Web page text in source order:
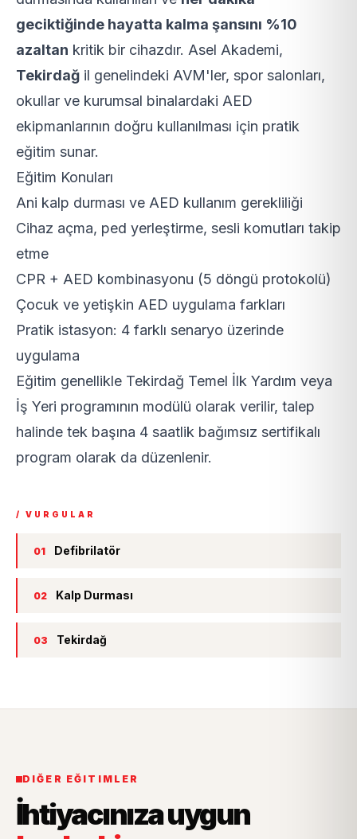
geciktiğinde hayatta kalma şansını %10
azaltan kritik bir cihazdır. Asel Akademi,
Tekirdağ il genelindeki AVM'ler, spor salonları,
okullar ve kurumsal binalardaki AED
ekipmanlarının doğru kullanılması için pratik
eğitim sunar.
Eğitim Konuları
Ani kalp durması ve AED kullanım gerekliliği
Cihaz açma, ped yerleştirme, sesli komutları takip
etme
CPR + AED kombinasyonu (5 döngü protokolü)
Çocuk ve yetişkin AED uygulama farkları
Pratik istasyon: 4 farklı senaryo üzerinde
uygulama
Eğitim genellikle Tekirdağ Temel İlk Yardım veya
İş Yeri programının modülü olarak verilir, talep
halinde tek başına 4 saatlik bağımsız sertifikalı
program olarak da düzenlenir.
/ VURGULAR
01 Defibrilatör
02 Kalp Durması
03 Tekirdağ
DIĞER EĞITIMLER
İhtiyacınıza uygun